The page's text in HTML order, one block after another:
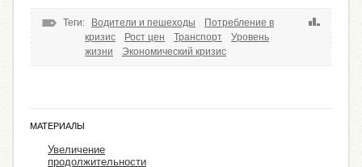
Теги: Водители и пешеходы
Потребление в
кризис
Рост цен Транспорт
Уровень
жизни
Экономический кризис
МАТЕРИАЛЫ
Увеличение
продолжительности